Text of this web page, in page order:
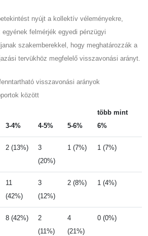
nyújt a kollektív véleményekre,
felmérjék egyedi pénzügyi
szakemberekkel, hogy meghatározzák a
tervükhöz megfelelő visszavonási arányt.
visszavonási arányok
között
3-4% 4-5% 5-6%
több mint
6%
2 (13%)
3
(20%)
1 (7%) 1 (7%)
11
(42%)
3
(12%)
2 (8%) 1 (4%)
8 (42%)
2
(11%)
4
(21%)
0 (0%)